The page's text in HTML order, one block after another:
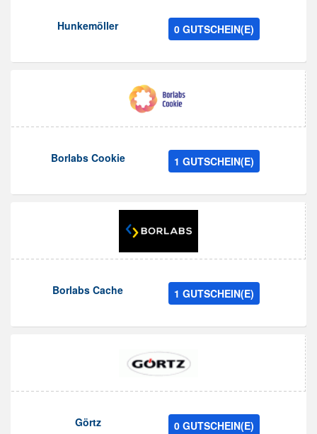
Hunkemöller 0 GUTSCHEIN(E)
Borlabs Cookie 1 GUTSCHEIN(E)
Borlabs Cache 1 GUTSCHEIN(E)
Görtz 0 GUTSCHEIN(E)